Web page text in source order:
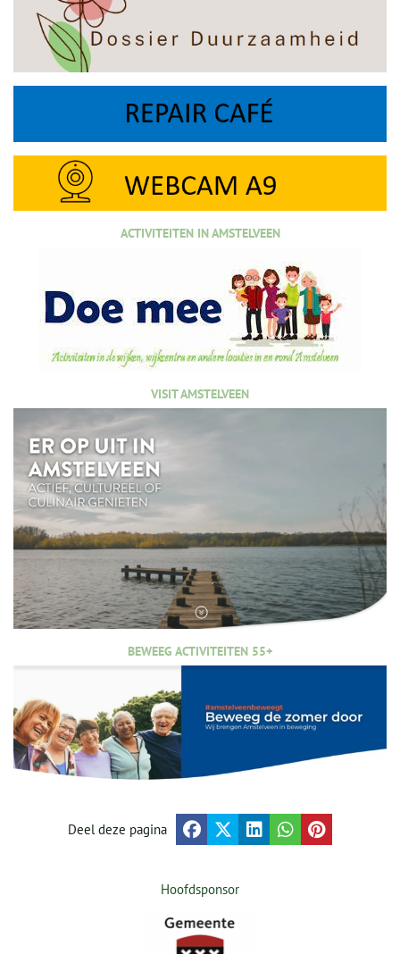
ACTIVITEITEN IN AMSTELVEEN
VISIT AMSTELVEEN
BEWEEG ACTIVITEITEN 55+
Deel deze pagina
Hoofdsponsor